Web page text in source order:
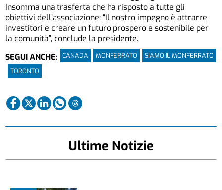
Insomma una trasferta che ha risposto a tutte gli
obiettivi dell’associazione: “Il nostro impegno è attrarre
investitori e creare un futuro prospero e sostenibile per
la comunità”, conclude la presidente.
SEGUI ANCHE:
CANADA MONFERRATO
SIAMO IL MONFERRATO
TORONTO
Ultime Notizie